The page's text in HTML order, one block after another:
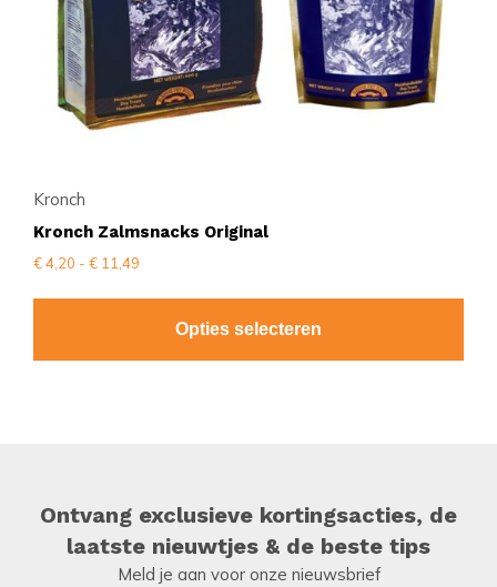
Kronch
Kronch Zalmsnacks Original
€4,20 - € 11,49
tot
€ 11,49Opties selecteren
worden
productpagina
Ontvang exclusieve kortingsacties, de
laatste nieuwtjes & de beste tips
Meld je aan voor onze nieuwsbrief